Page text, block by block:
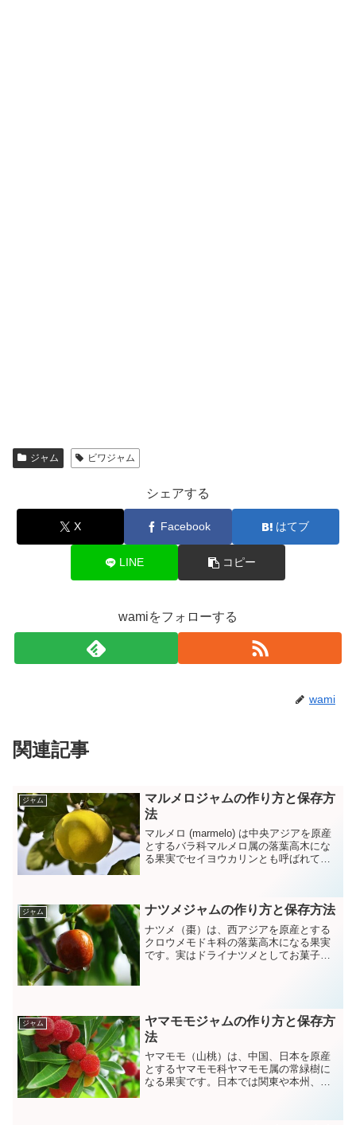
ジャム ビワジャム
シェアする
X Facebook はてブ
LINE コピー
wamiをフォローする
wami
関連記事
ジャム
マルメロジャムの作り方と保存方
法
マルメロ (marmelo) は中央アジアを原産
とするバラ科マルメロ属の落葉高木にな
る果実でセイヨウカリンとも呼ばれてい
ジャム ナツメジャムの作り方と保存方法
ナツメ（棗）は、西アジアを原産とする
クロウメモドキ科の落葉高木になる果実
です。実はドライナツメとしてお菓子な
ジャム
ヤマモモジャムの作り方と保存方
法
ヤマモモ（山桃）は、中国、日本を原産
とするヤマモモ科ヤマモモ属の常緑樹に
なる果実です。日本では関東や本州、四